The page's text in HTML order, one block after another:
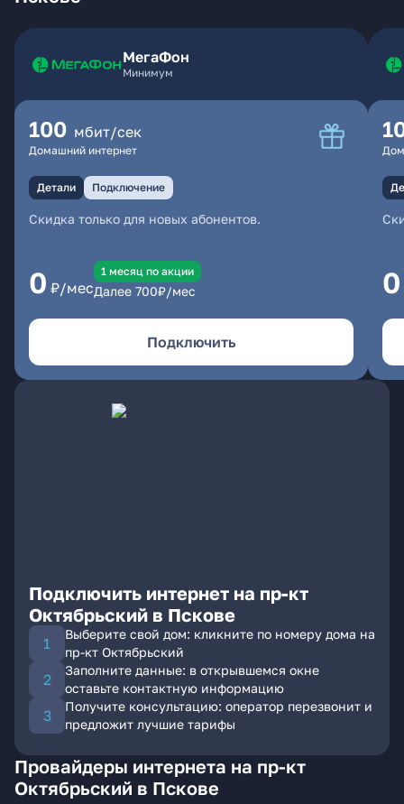
МегаФон
Минимум
100 мбит/сек
Домашний интернет
Детали Подключение
Скидка только для новых абонентов.
0 ₽/мес
1 месяц по акции
Далее 700₽/мес
Подключить
0
Подключить интернет на пр-кт
Октябрьский в Пскове
Выберите свой дом: кликните по номеру дома на
пр-кт Октябрьский
Заполните данные: в открывшемся окне
оставьте контактную информацию
Получите консультацию: оператор перезвонит и
предложит лучшие тарифы
Провайдеры интернета на пр-кт
Октябрьский в Пскове